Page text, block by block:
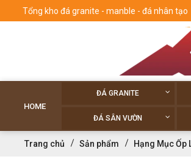
Tổng kho đá granite - manble - đá nhân tạo
HOME
ĐÁ GRANITE
ĐÁ SÂN VƯỜN
Trang chủ Sản phẩm Hạng Mục Ốp